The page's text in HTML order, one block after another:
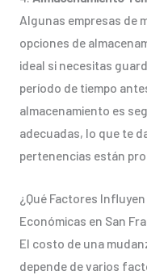
Algunas empresas de
opciones de
ideal si necesitas
período de tiempo
almacenamiento es
adecuadas, lo que te
pertenencias están
¿Qué Factores
Económicas en San
El costo de una
depende de varios